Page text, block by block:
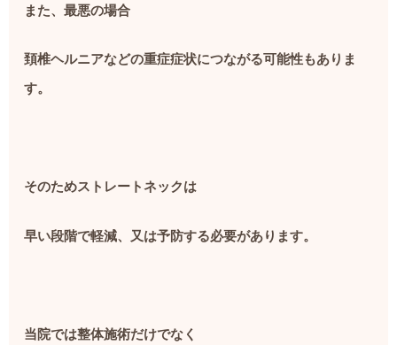
また、最悪の場合
頚椎ヘルニアなどの重症症状につながる可能性もありま
す。
そのためストレートネックは
早い段階で軽減、又は予防する必要があります。
当院では整体施術だけでなく